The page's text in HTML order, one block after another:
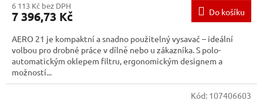
6 113 Kč bez DPH
7 396,73 Kč Do košíku
AERO 21 je kompaktní a snadno použitelný vysavač – ideální
volbou pro drobné práce v dílně nebo u zákazníka. S polo-
automatickým oklepem filtru, ergonomickým designem a
možností...
Kód: 107406603